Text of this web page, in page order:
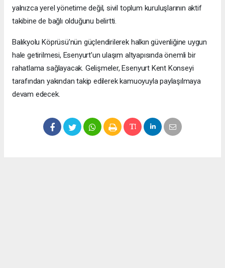
yalnızca yerel yönetime değil, sivil toplum kuruluşlarının aktif
takibine de bağlı olduğunu belirtti.
Balıkyolu Köprüsü’nün güçlendirilerek halkın güvenliğine uygun
hale getirilmesi, Esenyurt’un ulaşım altyapısında önemli bir
rahatlama sağlayacak. Gelişmeler, Esenyurt Kent Konseyi
tarafından yakından takip edilerek kamuoyuyla paylaşılmaya
devam edecek.